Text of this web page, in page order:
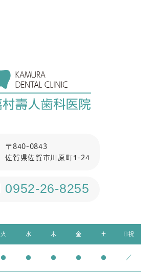
〒840-0843
佐賀県佐賀市川原町1-24
0952-26-8255
火 水 木 金 土 日祝
● ● ● ● ● ／